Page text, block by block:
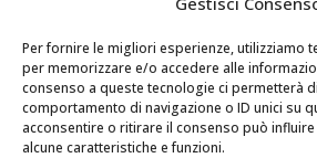
Per fornire le migliori esperienze, utilizziamo
per memorizzare e/o accedere alle
consenso a queste tecnologie ci permetterà
comportamento di navigazione o ID unici su
acconsentire o ritirare il consenso può
alcune caratteristiche e funzioni.
MENU